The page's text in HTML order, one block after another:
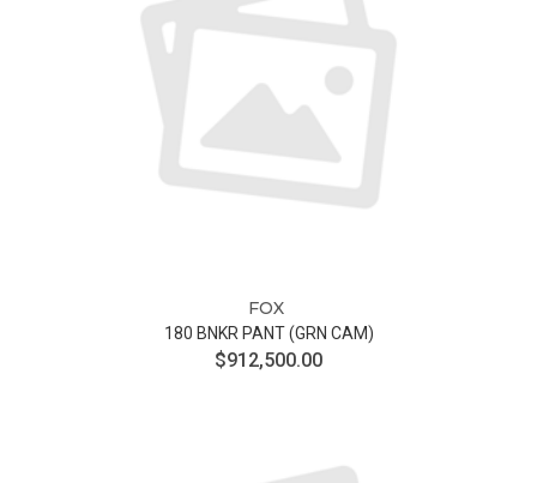
FOX
180 BNKR PANT (GRN CAM)
$912,500.00